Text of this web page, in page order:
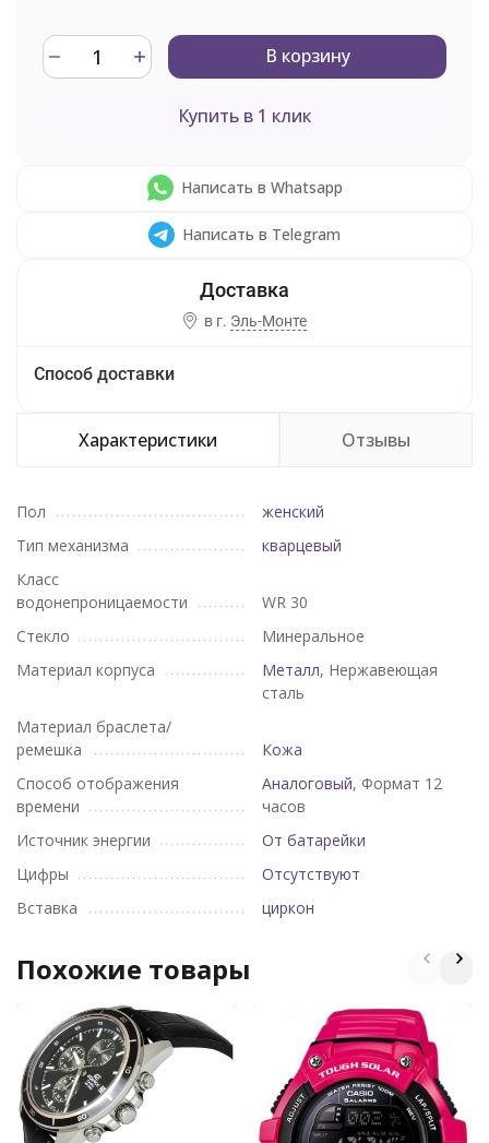
В корзину
Купить в 1 клик
Написать в Whatsapp
Написать в Telegram
в г. Эль-Монте
Способ доставки
Характеристики Отзывы
Пол
женский
Тип механизма
кварцевый
Класс
водонепроницаемости
WR 30
Стекло
Минеральное
Материал корпуса
Металл, Нержавеющая
сталь
Материал браслета/
ремешка
Кожа
Способ отображения
времени
Аналоговый, Формат 12
часов
Источник энергии
От батарейки
Цифры
Отсутствуют
Вставка
циркон
Похожие товары